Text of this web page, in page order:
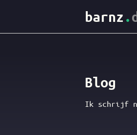
barnz .
Blog
Ik schrijf